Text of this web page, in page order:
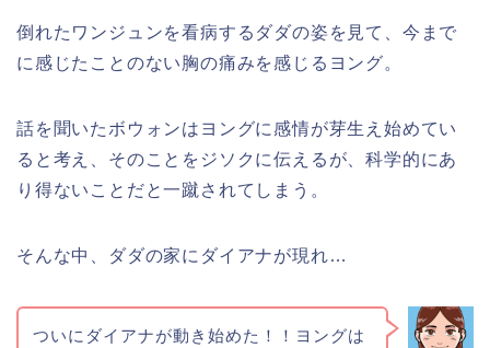
倒れたワンジュンを看病するダダの姿を見て、今まで
に感じたことのない胸の痛みを感じるヨング。
話を聞いたボウォンはヨングに感情が芽生え始めてい
ると考え、そのことをジソクに伝えるが、科学的にあ
り得ないことだと一蹴されてしまう。
そんな中、ダダの家にダイアナが現れ…
ついにダイアナが動き始めた！！ヨングは